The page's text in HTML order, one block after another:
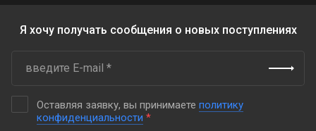
Я хочу получать сообщения о новых поступлениях
Оставляя заявку, вы принимаете политику
конфиденциальности *